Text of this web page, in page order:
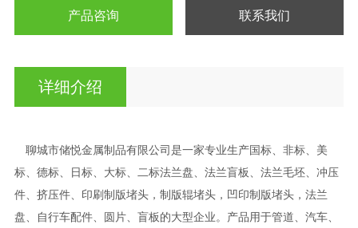
产品咨询 联系我们
详细介绍
聊城市储悦金属制品有限公司是一家专业生产国标、非标、美
标、德标、日标、大标、二标法兰盘、法兰盲板、法兰毛坯、冲压
件、挤压件、印刷制版堵头，制版辊堵头，凹印制版堵头，法兰
盘、自行车配件、圆片、盲板的大型企业。产品用于管道、汽车、